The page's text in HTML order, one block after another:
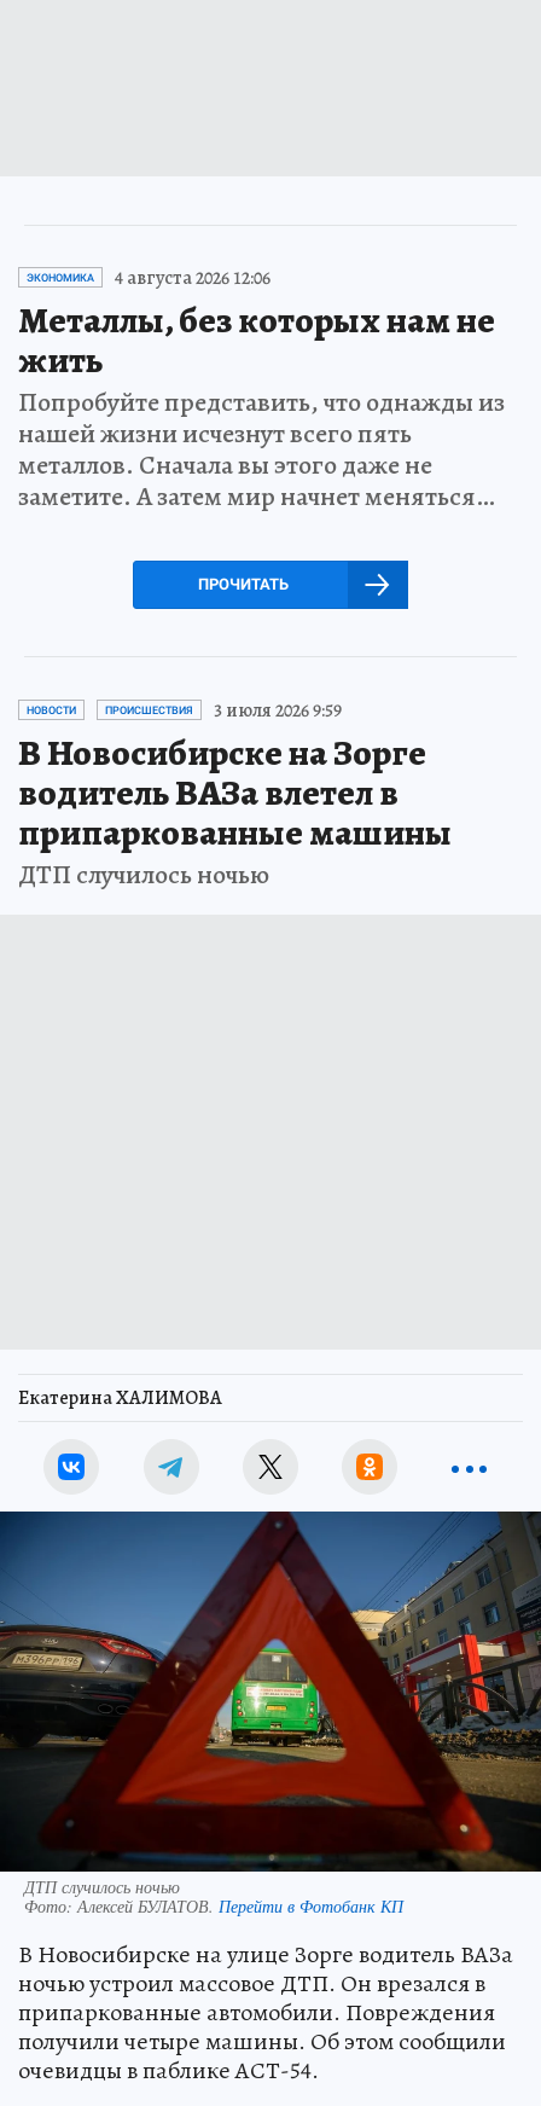
ЭКОНОМИКА 4 августа 2026 12:06
Металлы, без которых нам не
жить
Попробуйте представить, что однажды из
нашей жизни исчезнут всего пять
металлов. Сначала вы этого даже не
заметите. А затем мир начнет меняться…
ПРОЧИТАТЬ
НОВОСТИ ПРОИСШЕСТВИЯ 3 июля 2026 9:59
В Новосибирске на Зорге
водитель ВАЗа влетел в
припаркованные машины
ДТП случилось ночью
Екатерина ХАЛИМОВА
ДТП случилось ночью
Фото:Алексей БУЛАТОВ. Перейти в Фотобанк КП
В Новосибирске на улице Зорге водитель ВАЗа
ночью устроил массовое ДТП. Он врезался в
припаркованные автомобили. Повреждения
получили четыре машины. Об этом сообщили
очевидцы в паблике АСТ-54.